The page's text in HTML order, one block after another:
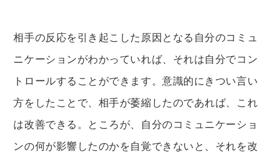
相手の反応を引き起こした原因となる自分のコミュ
ニケーションがわかっていれば、それは自分でコン
トロールすることができます。意識的にきつい言い
方をしたことで、相手が萎縮したのであれば、これ
は改善できる。ところが、自分のコミュニケーショ
ンの何が影響したのかを自覚できないと、それを改